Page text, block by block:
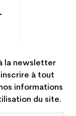
la newsletter
à tout
informations
du site.